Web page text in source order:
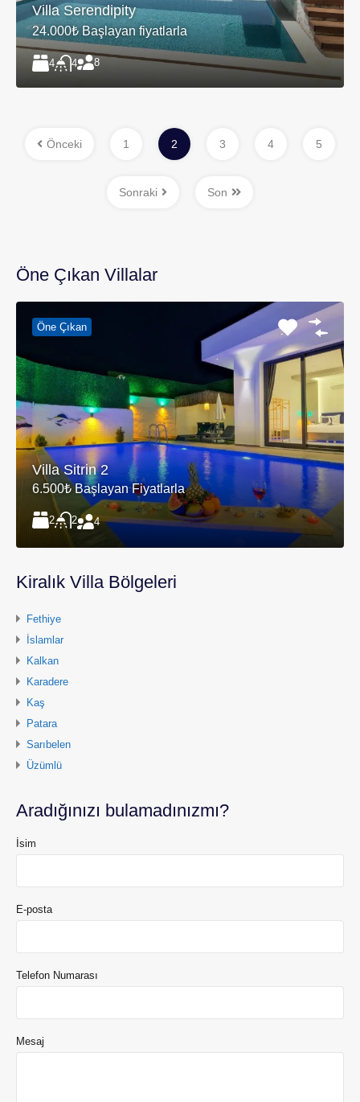
Villa Serendipity
24.000₺ Başlayan fiyatlarla
4 4 8
Önceki 1 2 3 4 5
Sonraki Son
Öne Çıkan Villalar
Öne Çıkan
Villa Sitrin 2
6.500₺ Başlayan Fiyatlarla
2 2 4
Kiralık Villa Bölgeleri
Fethiye
İslamlar
Kalkan
Karadere
Kaş
Patara
Sarıbelen
Üzümlü
Aradığınızı bulamadınızmı?
İsim
E-posta
Telefon Numarası
Mesaj